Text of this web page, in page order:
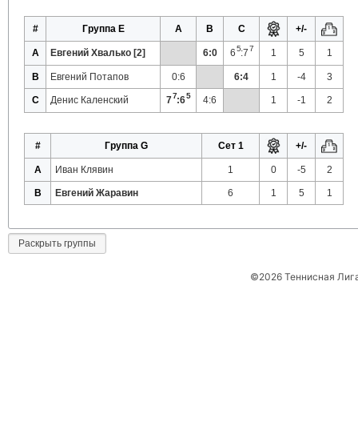
# Группа E A B C +/-
A Евгений Хвалько [2] 6:0 65:77 1 5 1
B Евгений Потапов 0:6 6:4 1 -4 3
C Денис Каленский 77:65 4:6 1 -1 2
# Группа G Сет 1 +/-
A Иван Клявин 1 0 -5 2
B Евгений Жаравин 6 1 5 1
Раскрыть группы
©2026 Теннисная